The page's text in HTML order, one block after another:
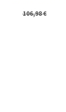
106,98€